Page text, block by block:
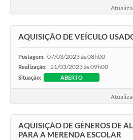
AQUISIÇÃO DE VEÍCULO
Postagem: 07/03/2023 às 08h00
Realização: 21/03/2023 às 09h00
Situação: ABERTO
AQUISIÇÃO DE GÊNEROS DE
PARA A MERENDA ESCOLAR